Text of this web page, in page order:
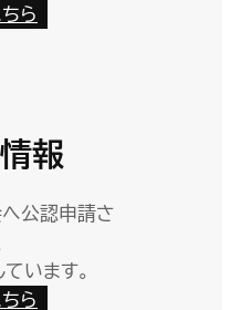
ら
報
公認申請さ
います。
ら